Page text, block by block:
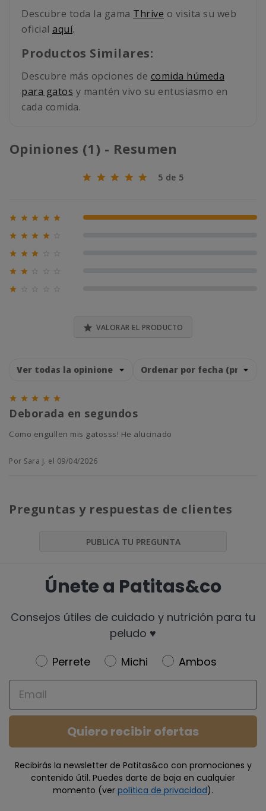
Descubre toda la gama Thrive o visita su web
oficial aquí.
Productos Similares:
Descubre más opciones de comida húmeda
para gatos y mantén vivo su entusiasmo en
cada comida.
Opiniones (1) - Resumen
5 de 5
     100% (1)
   
  
 

 VALORAR EL PRODUCTO
    
Deborada en segundos
Como engullen mis gatosss! He alucinado
Por Sara J. el 09/04/2026
Preguntas y respuestas de clientes
PUBLICA TU PREGUNTA
Únete a Patitas&co
Consejos útiles de cuidado y nutrición para tu
peludo ♥️
Newsletter
Perrete Michi
Ambos
Email
Quiero recibir ofertas
Recibirás la newsletter de Patitas&co con promociones y
contenido útil. Puedes darte de baja en cualquier
momento (ver política de privacidad).